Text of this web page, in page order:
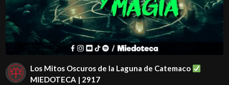
Los Mitos Oscuros de la Laguna de Catemaco
MIEDOTECA | 2917